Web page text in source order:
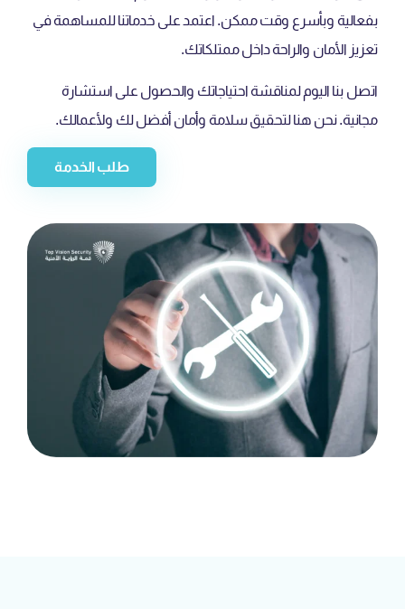
بفعالية وبأسرع وقت ممكن. اعتمد على خدماتنا للمساهمة في
تعزيز الأمان والراحة داخل ممتلكاتك.
اتصل بنا اليوم لمناقشة احتياجاتك والحصول على استشارة
مجانية. نحن هنا لتحقيق سلامة وأمان أفضل لك ولأعمالك.
طلب الخدمة